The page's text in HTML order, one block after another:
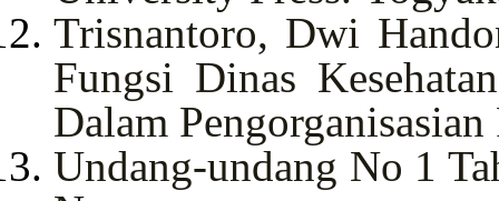
Trisnantoro, Dwi
Fungsi Dinas
Dalam
Undang-undang No 1